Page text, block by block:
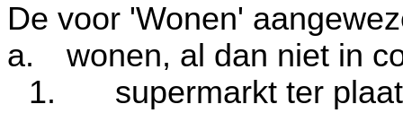
De voor 'Wonen'
a.
wonen, al dan niet in
1.
supermarkt ter